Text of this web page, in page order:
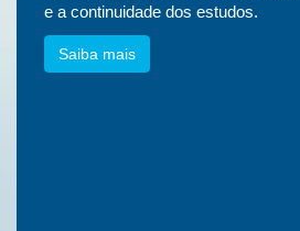
e a continuidade dos estudos.
Saiba mais